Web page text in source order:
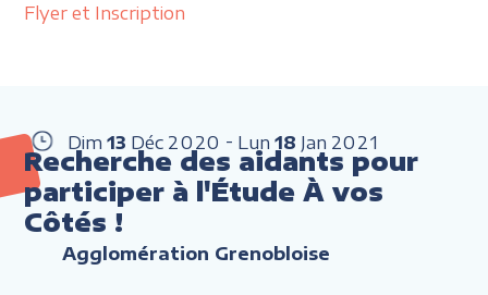
Flyer et Inscription
Dim 13 Déc 2020 Lun 18 Jan 2021
Recherche des aidants pour
participer à l'Étude À vos
Côtés !
Agglomération Grenobloise